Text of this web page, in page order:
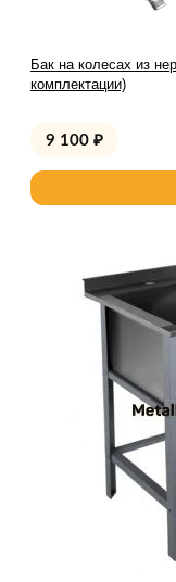
Бак на колесах из
комплектации)
9 100 ₽